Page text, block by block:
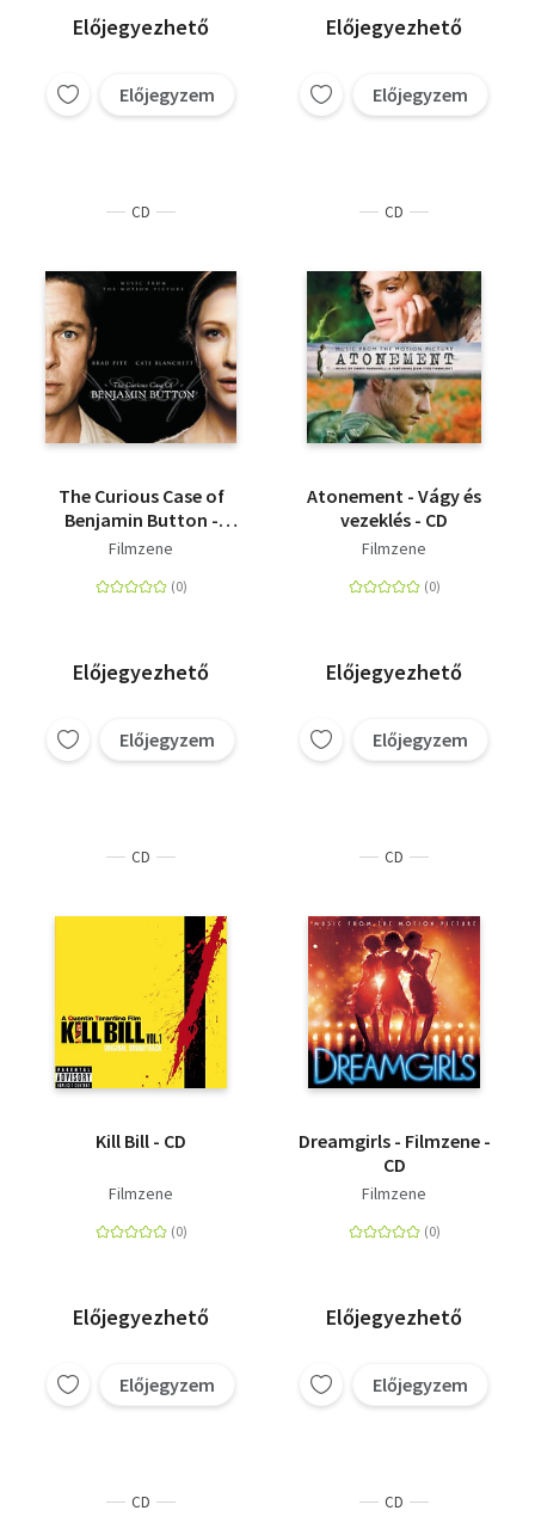
Előjegyezhető
Előjegyzem
Előjegyezhető
Előjegyzem
CD
The Curious Case of
Benjamin Button -
Benjamin Button
Filmzene
Előjegyezhető
Előjegyzem
CD
Atonement - Vágy és
vezeklés - CD
Filmzene
Előjegyezhető
Előjegyzem
CD
Kill Bill - CD
Filmzene
Előjegyezhető
Előjegyzem
CD
Dreamgirls - Filmzene -
CD
Filmzene
Előjegyezhető
Előjegyzem
CD CD